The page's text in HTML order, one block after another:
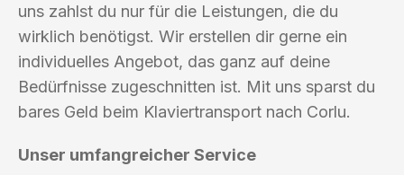
uns zahlst du nur für die Leistungen, die du
wirklich benötigst. Wir erstellen dir gerne ein
individuelles Angebot, das ganz auf deine
Bedürfnisse zugeschnitten ist. Mit uns sparst du
bares Geld beim Klaviertransport nach Corlu.
Unser umfangreicher Service